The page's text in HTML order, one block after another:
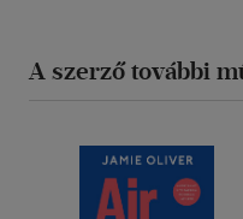
A szerző további